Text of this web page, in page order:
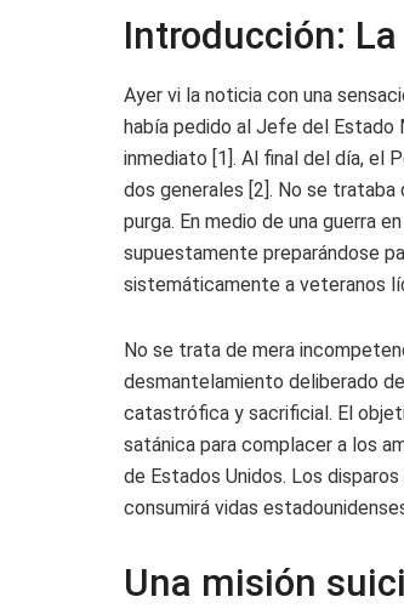
Introducción:
Ayer vi la noticia con una
había pedido al Jefe del Estado
inmediato [1]. Al final del día, el
dos generales [2]. No se trataba
purga. En medio de una guerra
supuestamente preparándose
sistemáticamente a veteranos
No se trata de mera
desmantelamiento deliberado
catastrófica y sacrificial. El
satánica para complacer a los
de Estados Unidos. Los
consumirá vidas
Una misión